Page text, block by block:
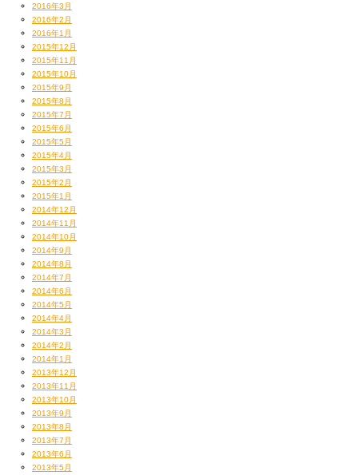
2016年3月
2016年2月
2016年1月
2015年12月
2015年11月
2015年10月
2015年9月
2015年8月
2015年7月
2015年6月
2015年5月
2015年4月
2015年3月
2015年2月
2015年1月
2014年12月
2014年11月
2014年10月
2014年9月
2014年8月
2014年7月
2014年6月
2014年5月
2014年4月
2014年3月
2014年2月
2014年1月
2013年12月
2013年11月
2013年10月
2013年9月
2013年8月
2013年7月
2013年6月
2013年5月